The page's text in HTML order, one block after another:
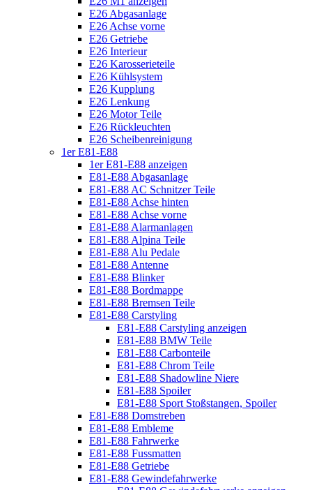
E26 Abgasanlage
E26 Achse vorne
E26 Getriebe
E26 Interieur
E26 Karosserieteile
E26 Kühlsystem
E26 Kupplung
E26 Lenkung
E26 Motor Teile
E26 Rückleuchten
E26 Scheibenreinigung
1er E81-E88
1er E81-E88 anzeigen
E81-E88 Abgasanlage
E81-E88 AC Schnitzer Teile
E81-E88 Achse hinten
E81-E88 Achse vorne
E81-E88 Alarmanlagen
E81-E88 Alpina Teile
E81-E88 Alu Pedale
E81-E88 Antenne
E81-E88 Blinker
E81-E88 Bordmappe
E81-E88 Bremsen Teile
E81-E88 Carstyling
E81-E88 Carstyling anzeigen
E81-E88 BMW Teile
E81-E88 Carbonteile
E81-E88 Chrom Teile
E81-E88 Shadowline Niere
E81-E88 Spoiler
E81-E88 Sport Stoßstangen, Spoiler
E81-E88 Domstreben
E81-E88 Embleme
E81-E88 Fahrwerke
E81-E88 Fussmatten
E81-E88 Getriebe
E81-E88 Gewindefahrwerke